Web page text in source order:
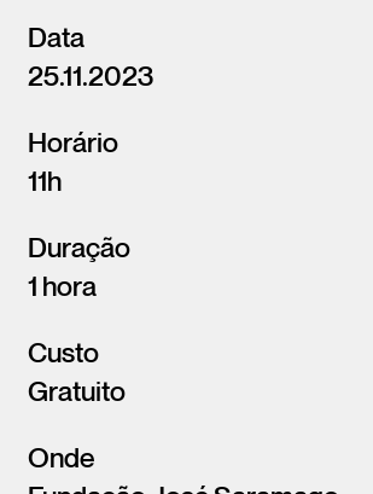
Data
25.11.2023
Horário
11h
Duração
1 hora
Custo
Gratuito
Onde